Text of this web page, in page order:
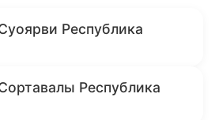
Республика
Республика